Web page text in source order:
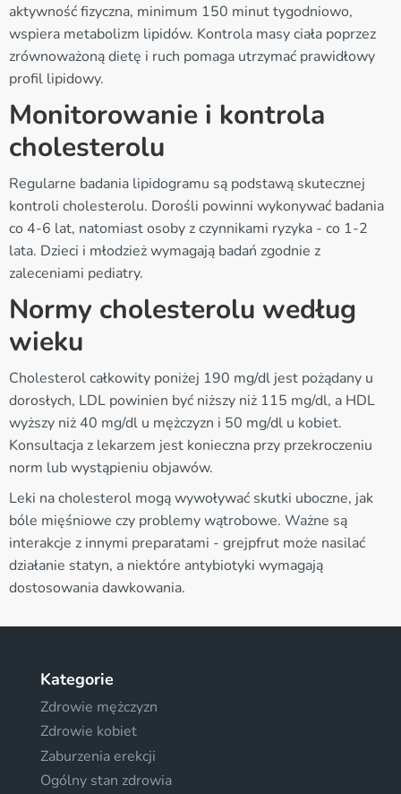
aktywność fizyczna, minimum 150 minut tygodniowo,
wspiera metabolizm lipidów. Kontrola masy ciała poprzez
zrównoważoną dietę i ruch pomaga utrzymać prawidłowy
profil lipidowy.
Monitorowanie i kontrola
cholesterolu
Regularne badania lipidogramu są podstawą skutecznej
kontroli cholesterolu. Dorośli powinni wykonywać badania
co 4-6 lat, natomiast osoby z czynnikami ryzyka - co 1-2
lata. Dzieci i młodzież wymagają badań zgodnie z
zaleceniami pediatry.
Normy cholesterolu według
wieku
Cholesterol całkowity poniżej 190 mg/dl jest pożądany u
dorosłych, LDL powinien być niższy niż 115 mg/dl, a HDL
wyższy niż 40 mg/dl u mężczyzn i 50 mg/dl u kobiet.
Konsultacja z lekarzem jest konieczna przy przekroczeniu
norm lub wystąpieniu objawów.
Leki na cholesterol mogą wywoływać skutki uboczne, jak
bóle mięśniowe czy problemy wątrobowe. Ważne są
interakcje z innymi preparatami - grejpfrut może nasilać
działanie statyn, a niektóre antybiotyki wymagają
dostosowania dawkowania.
Kategorie
Zdrowie mężczyzn
Zdrowie kobiet
Zaburzenia erekcji
Ogólny stan zdrowia